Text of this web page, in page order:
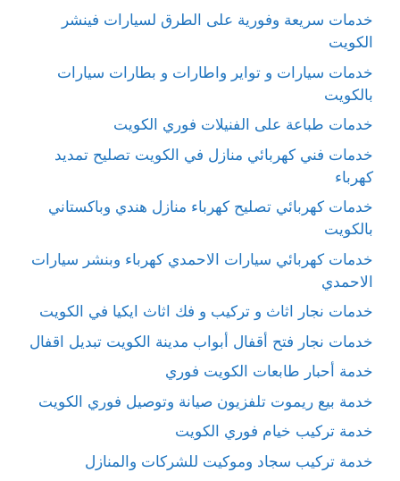
خدمات سريعة وفورية على الطرق لسيارات فينشر
الكويت
خدمات سيارات و تواير واطارات و بطارات سيارات
بالكويت
خدمات طباعة على الفنيلات فوري الكويت
خدمات فني كهربائي منازل في الكويت تصليح تمديد
كهرباء
خدمات كهربائي تصليح كهرباء منازل هندي وباكستاني
بالكويت
خدمات كهربائي سيارات الاحمدي كهرباء وبنشر سيارات
الاحمدي
خدمات نجار اثاث و تركيب و فك اثاث ايكيا في الكويت
خدمات نجار فتح أقفال أبواب مدينة الكويت تبديل اقفال
خدمة أحبار طابعات الكويت فوري
خدمة بيع ريموت تلفزيون صيانة وتوصيل فوري الكويت
خدمة تركيب خيام فوري الكويت
خدمة تركيب سجاد وموكيت للشركات والمنازل